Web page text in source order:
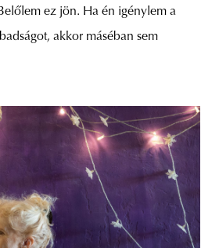
ez jön. Ha én igénylem a
akkor máséban sem